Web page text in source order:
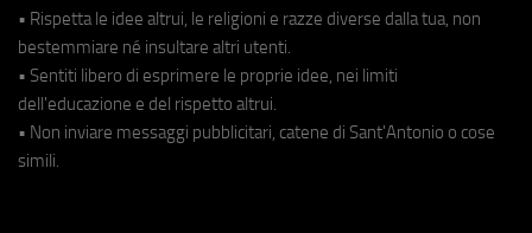
• Rispetta le idee altrui, le religioni e razze diverse dalla tua, non
bestemmiare né insultare altri utenti.
• Sentiti libero di esprimere le proprie idee, nei limiti
dell'educazione e del rispetto altrui.
• Non inviare messaggi pubblicitari, catene di Sant'Antonio o cose
simili.